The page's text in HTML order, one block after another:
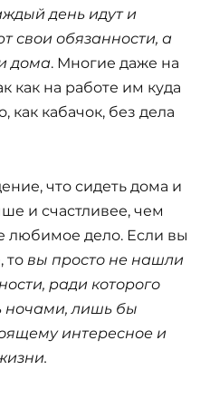
день идут и
свои обязанности, а
дома. Многие даже на
как на работе им куда
как кабачок, без дела
что сидеть дома и
и счастливее, чем
любимое дело. Если вы
то вы просто не нашли
ради которого
ночами, лишь бы
интересное и